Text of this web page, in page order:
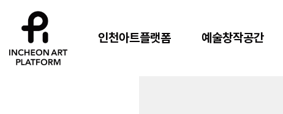
인천아트플랫폼 예술창작공간